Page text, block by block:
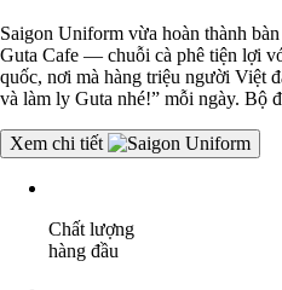
Saigon Uniform vừa hoàn thành
Guta Cafe — chuỗi cà phê tiện lợi
quốc, nơi mà hàng triệu người Việt
và làm ly Guta nhé!” mỗi ngày. Bộ
Xem chi tiết
Chất lượng
hàng đầu